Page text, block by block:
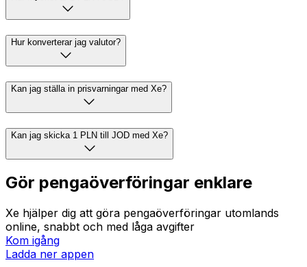
Hur konverterar jag valutor?
Kan jag ställa in prisvarningar med Xe?
Kan jag skicka 1 PLN till JOD med Xe?
Gör pengaöverföringar enklare
Xe hjälper dig att göra pengaöverföringar utomlands
online, snabbt och med låga avgifter
Kom igång
Ladda ner appen